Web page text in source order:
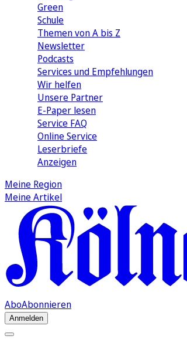
Green
Schule
Themen von A bis Z
Newsletter
Podcasts
Services und Empfehlungen
Wir helfen
Unsere Partner
E-Paper lesen
Service FAQ
Online Service
Leserbriefe
Anzeigen
Meine Region
Meine Artikel
AboAbonnieren
Anmelden